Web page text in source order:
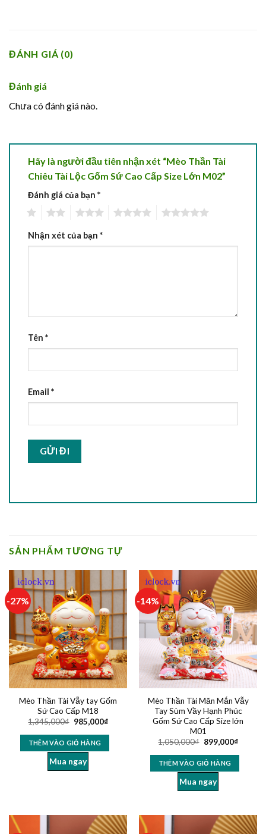
ĐÁNH GIÁ (0)
Đánh giá
Chưa có đánh giá nào.
Hãy là người đầu tiên nhận xét “Mèo Thần Tài
Chiêu Tài Lộc Gốm Sứ Cao Cấp Size Lớn M02”
Đánh giá của bạn *
Nhận xét của bạn *
Tên *
Email *
SẢN PHẨM TƯƠNG TỰ
-27%
Mèo Thần Tài Vẫy tay Gốm
Sứ Cao Cấp M18
1,345,000₫ 985,000₫
THÊM VÀO GIỎ HÀNG
Mua ngay
-14%
Mèo Thần Tài Măn Mắn Vẫy
Tay Sùm Vầy Hạnh Phúc
Gốm Sứ Cao Cấp Size lớn
M01
1,050,000₫ 899,000₫
THÊM VÀO GIỎ HÀNG
Mua ngay